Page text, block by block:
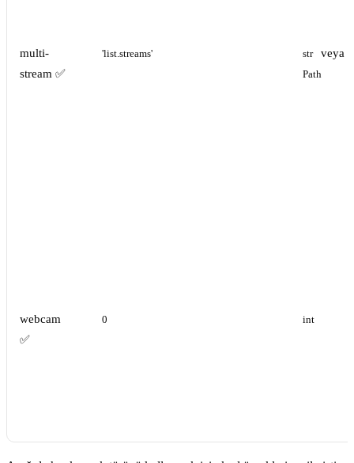
multi-
stream ✅
'list.streams' str veya
Path
webcam
✅
0 int